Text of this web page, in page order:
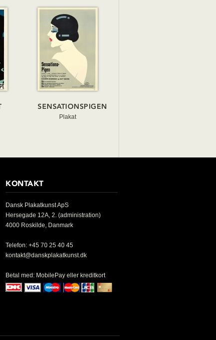
SENSATIONSPIGEN
Plakat
KONTAKT
Dansk Plakatkunst ApS
Hersegade 12A, 2. (administration)
4000 Roskilde, Danmark
Telefon: +45 70 25 40 45
kontakt@danskplakatkunst.dk
Betal med: MobilePay eller kreditkort